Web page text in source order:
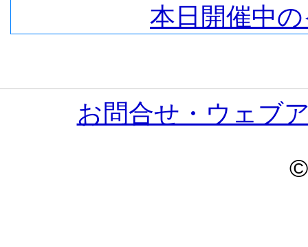
本日開催中
お問合せ・ウェブ